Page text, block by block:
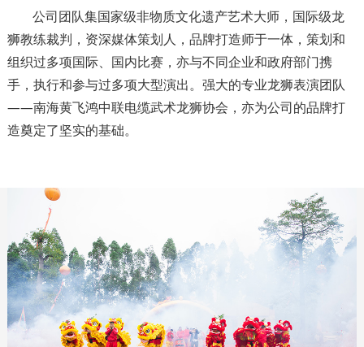
公司团队集国家级非物质文化遗产艺术大师，国际级龙
狮教练裁判，资深媒体策划人，品牌打造师于一体，策划和
组织过多项国际、国内比赛，亦与不同企业和政府部门携
手，执行和参与过多项大型演出。强大的专业龙狮表演团队
——南海黄飞鸿中联电缆武术龙狮协会，亦为公司的品牌打
造奠定了坚实的基础。